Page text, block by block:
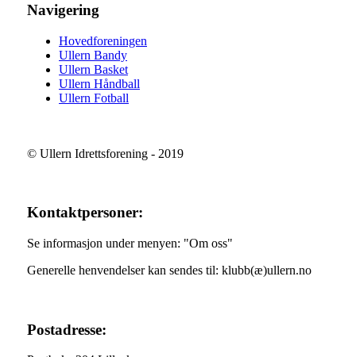
Navigering
Hovedforeningen
Ullern Bandy
Ullern Basket
Ullern Håndball
Ullern Fotball
© Ullern Idrettsforening - 2019
Kontaktpersoner:
Se informasjon under menyen: "Om oss"
Generelle henvendelser kan sendes til: klubb(æ)ullern.no
Postadresse: